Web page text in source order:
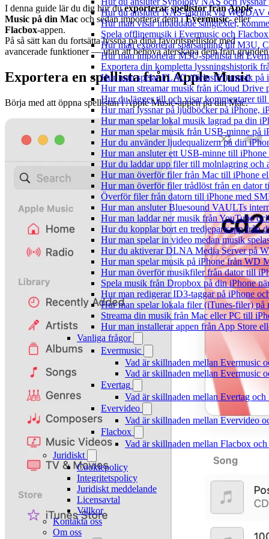
Hur du ansluter NAS-lagring via WebDAV
Hur man visar inbäddade sångtexter,
Spela offlinemusik i Evermusic och
Hur man exporterar spårsamling till M3U,
Hur man importerar M3U-spellista till
Exportera din kompletta lyssningshistorik
Hur man spelar FLAC (förlustfri) musik på
Hur man streamar musik från iCloud Drive
Hur du lägger till och visar kommentarer
Hur man lyssnar på ljudböcker på iPhone,
Hur man spelar lokal musik lagrad pa din
Hur man spelar musik från USB-minne på
Hur du använder ljudequalizern på din
Hur man ansluter ett USB-minne till
Hur du laddar upp filer till molnlagring och
Hur man överför filer från Mac till iPhone
Hur man överför filer trådlöst från en dator
Överför filer från datorn till iPhone med
Hur man ansluter Bluesound VAULTs
Hur man laddar ner musik från YouTube
Hur du kopplar bort en tredjepartsapp från
Hur man spelar in video medan musik
Hur du aktiverar DLNA Media Server på
Hur man spelar musik på iPhone från WD
Hur man överför musikfiler från dator till
Spela musik från Dropbox på din iPhone
Hur man redigerar ID3-taggar på iPhone
Hur man spelar lokala filer (iTunes-filer) på
Streama din musik från Mac eller PC till
Hur man installerar appen från App Store
Vanliga frågor
Evermusic
Vad är skillnaden mellan Evermusic
Vad är skillnaden mellan Evermusic
Evertag
Vad är skillnaden mellan Evertag
Evervideo
Vad är skillnaden mellan Evervideo
Flacbox
Vad är skillnaden mellan Flacbox
Juridiskt
Cookiepolicy
Integritetspolicy
Juridiskt meddelande
Licensavtal
Villkor
Kontakta oss
Om oss
I denna guide lär du dig hur duexporterar spellistor från Apple
Music på din Mac och sedan importerar dem iEvermusic- eller
Flacbox-appen.
På så sätt kan du fortsätta lyssna på dina favoritspellistor med
avancerade funktioner — utan att behöva återskapa dem från
Exportera en spellista från Apple Music
Börja med att öppna spellistan i Apple Music-appen på din Mac.